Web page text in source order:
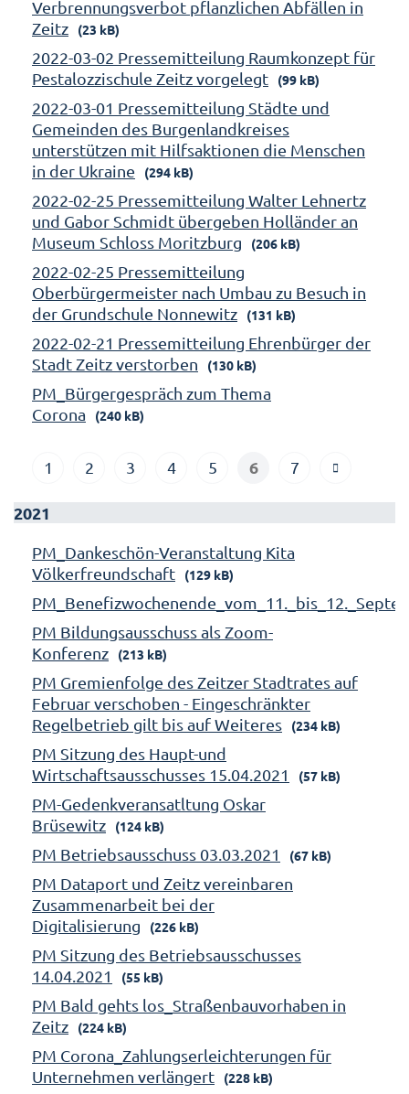
Verbrennungsverbot pflanzlichen Abfällen in
Zeitz
(23 kB)
2022-03-02 Pressemitteilung Raumkonzept für
Pestalozzischule Zeitz vorgelegt
(99 kB)
2022-03-01 Pressemitteilung Städte und
Gemeinden des Burgenlandkreises
unterstützen mit Hilfsaktionen die Menschen
in der Ukraine
(294 kB)
2022-02-25 Pressemitteilung Walter Lehnertz
und Gabor Schmidt übergeben Holländer an
Museum Schloss Moritzburg
(206 kB)
2022-02-25 Pressemitteilung
Oberbürgermeister nach Umbau zu Besuch in
der Grundschule Nonnewitz
(131 kB)
2022-02-21 Pressemitteilung Ehrenbürger der
Stadt Zeitz verstorben
(130 kB)
PM_Bürgergespräch zum Thema
Corona
(240 kB)
1 2 3 4 5 6 7
2021
PM_Dankeschön-Veranstaltung Kita
Völkerfreundschaft
(129 kB)
PM Bildungsausschuss als Zoom-
Konferenz
(213 kB)
PM Gremienfolge des Zeitzer Stadtrates auf
Februar verschoben - Eingeschränkter
Regelbetrieb gilt bis auf Weiteres
(234 kB)
PM Sitzung des Haupt-und
Wirtschaftsausschusses 15.04.2021
(57 kB)
PM-Gedenkveransatltung Oskar
Brüsewitz
(124 kB)
PM Betriebsausschuss 03.03.2021 (67 kB)
PM Dataport und Zeitz vereinbaren
Zusammenarbeit bei der
Digitalisierung
(226 kB)
PM Sitzung des Betriebsausschusses
14.04.2021
(55 kB)
PM Bald gehts los_Straßenbauvorhaben in
Zeitz
(224 kB)
PM Corona_Zahlungserleichterungen für
Unternehmen verlängert
(228 kB)